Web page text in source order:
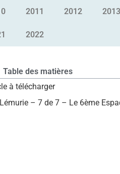
2011 2012 2013
2022
Table des matières
à télécharger
– 7 de 7 – Le 6ème